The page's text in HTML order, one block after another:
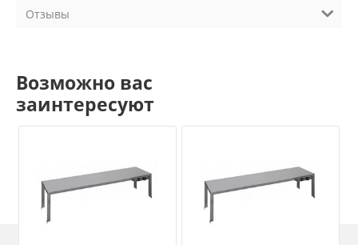
Отзывы
Возможно вас
заинтересуют